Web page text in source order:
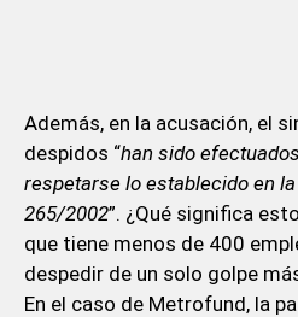
Además, en la acusación, el
despidos “han sido
respetarse lo establecido en
265/2002”. ¿Qué significa
que tiene menos de 400
despedir de un solo golpe
En el caso de Metrofund, la